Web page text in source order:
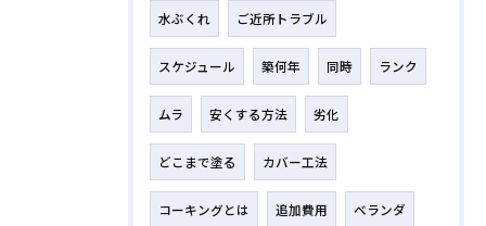
水ぶくれ ご近所トラブル
スケジュール 築何年 同時 ランク
ムラ 安くする方法 劣化
どこまで塗る カバー工法
コーキングとは 追加費用 ベランダ